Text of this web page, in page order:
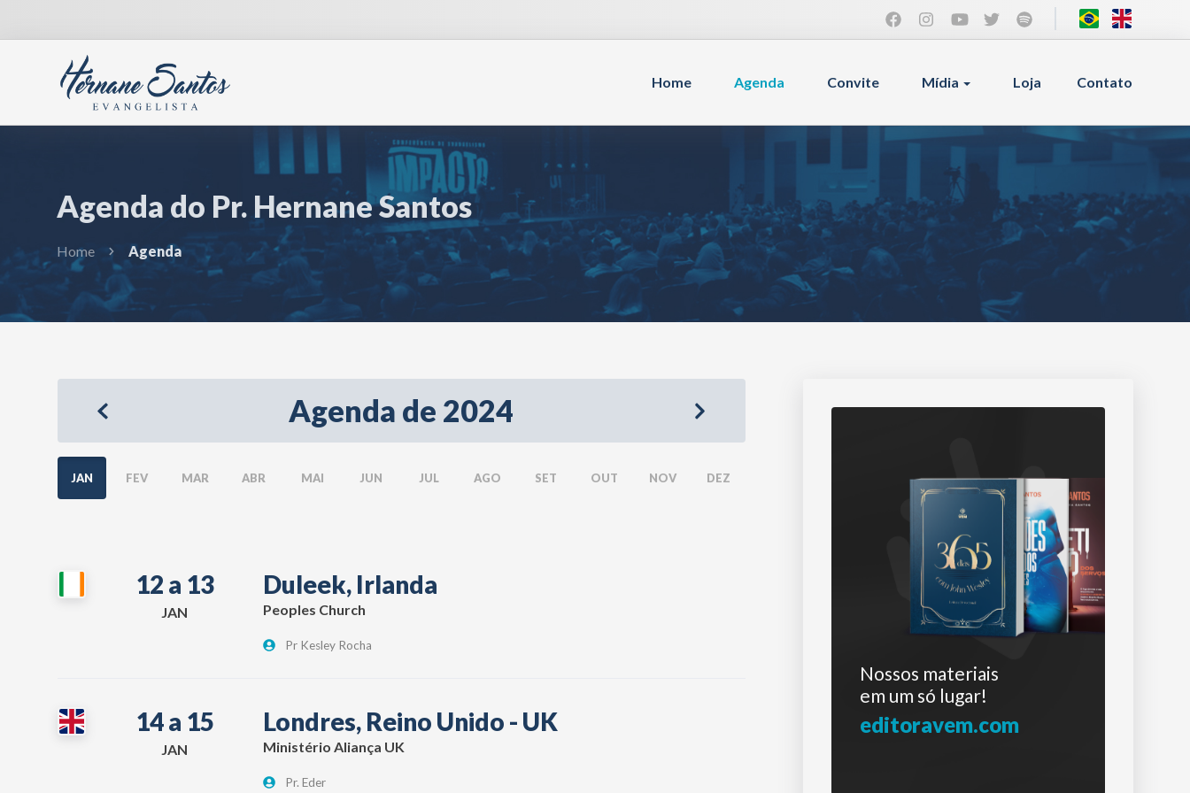
Home Agenda Convite Mídia Loja Contato
Agenda do Pr. Hernane Santos
Home Agenda
Agenda de 2024
JAN FEV MAR ABR MAI JUN JUL AGO SET OUT NOV DEZ
12 a 13 Duleek, Irlanda
JAN Peoples Church
Pr Kesley Rocha
14 a 15 Londres, Reino Unido - UK
JAN Ministério Aliança UK
Pr. Eder
Nossos materiais
em um só lugar!
editoravem.com